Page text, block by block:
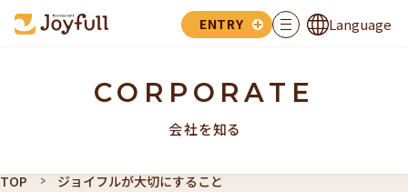
ENTRY Language
CORPORATE
会社を知る
TOP ジョイフルが大切にすること